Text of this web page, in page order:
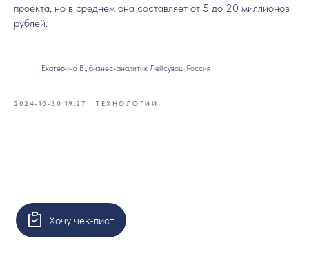
проекта, но в среднем она составляет от 5 до 20 миллионов
рублей.
Екатерина В., бизнес-аналитик Лейсувош Россия
2024-10-30 19:27 ТЕХНОЛОГИИ
Хочу чек-лист